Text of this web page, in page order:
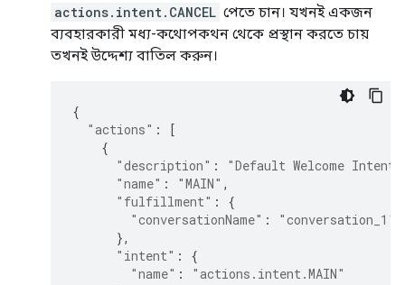
actions.intent.CANCEL পেতে চান। যখনই একজন
ব্যবহারকারী মধ্য-কথোপকথন থেকে প্রস্থান করতে চায়
তখনই উদ্দেশ্য বাতিল করুন।
{
"actions" :
[
{
"description" : "Default Welcome Intent"
"name" : "MAIN" ,
"fulfillment" :
{
"conversationName" :
"conversation_1"
},
"intent" :
{
"name" :
"actions.intent.MAIN"